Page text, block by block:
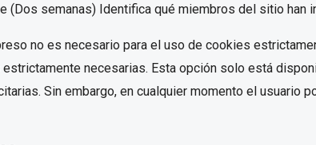
(Dos semanas) Identifica qué miembros del sitio han
no es necesario para el uso de cookies
necesarias. Esta opción solo está
Sin embargo, en cualquier momento el usuario